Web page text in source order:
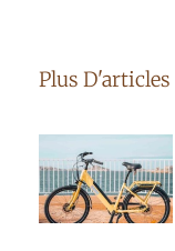
Plus D'articles